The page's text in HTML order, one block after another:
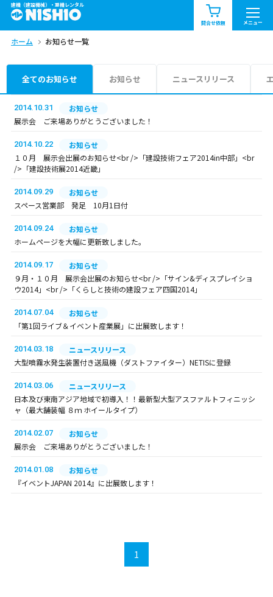
建機（建設機械）・重機レンタル
問合せ依頼 メニュー
商品一覧 お知らせ一覧
問合せ依頼リスト
エリア情報を見る
九州・沖縄（外部）
ホーム お知らせ一覧
全てのお知らせ お知らせ ニュースリリース
2014.10.31
お知らせ
展示会 ご来場ありがとうございました！
2014.10.22
お知らせ
１０月 展示会出展のお知らせ<br />「建設技術フェア2014in中部」<br
/>「建設技術展2014近畿」
2014.09.29
お知らせ
スペース営業部 発足 10月1日付
2014.09.24
お知らせ
ホームページを大幅に更新致しました。
2014.09.17
お知らせ
９月・１０月 展示会出展のお知らせ<br />「サイン&ディスプレイショ
ウ2014」<br />「くらしと技術の建設フェア四国2014」
2014.07.04
お知らせ
「第1回ライブ＆イベント産業展」に出展致します！
2014.03.18
ニュースリリース
大型噴霧水発生装置付き送風機（ダストファイター）NETISに登録
2014.03.06
ニュースリリース
日本及び東南アジア地域で初導入！！最新型大型アスファルトフィニッシ
ャ（最大舗装幅 ８ｍ ホイールタイプ）
2014.02.07
お知らせ
展示会 ご来場ありがとうございました！
2014.01.08
お知らせ
『イベントJAPAN 2014』に出展致します！
1